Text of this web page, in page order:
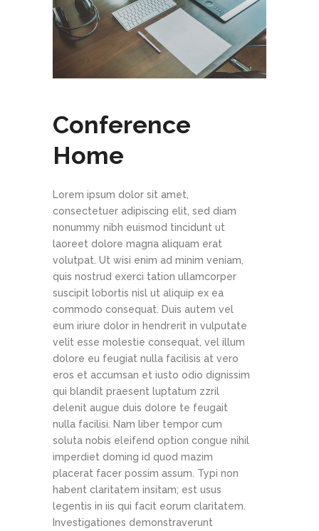
Conference
Home
Lorem ipsum dolor sit amet,
consectetuer adipiscing elit, sed diam
nonummy nibh euismod tincidunt ut
laoreet dolore magna aliquam erat
volutpat. Ut wisi enim ad minim veniam,
quis nostrud exerci tation ullamcorper
suscipit lobortis nisl ut aliquip ex ea
commodo consequat. Duis autem vel
eum iriure dolor in hendrerit in vulputate
velit esse molestie consequat, vel illum
dolore eu feugiat nulla facilisis at vero
eros et accumsan et iusto odio dignissim
qui blandit praesent luptatum zzril
delenit augue duis dolore te feugait
nulla facilisi. Nam liber tempor cum
soluta nobis eleifend option congue nihil
imperdiet doming id quod mazim
placerat facer possim assum. Typi non
habent claritatem insitam; est usus
legentis in iis qui facit eorum claritatem.
Investigationes demonstraverunt